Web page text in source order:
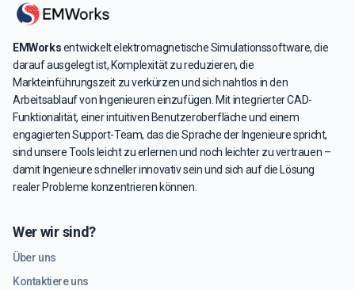
EMWorksentwickelt elektromagnetische Simulationssoftware, die
darauf ausgelegt ist, Komplexität zu reduzieren, die
Markteinführungszeit zu verkürzen und sich nahtlos in den
Arbeitsablauf von Ingenieuren einzufügen. Mit integrierter CAD-
Funktionalität, einer intuitiven Benutzeroberfläche und einem
engagierten Support-Team, das die Sprache der Ingenieure spricht,
sind unsere Tools leicht zu erlernen und noch leichter zu vertrauen –
damit Ingenieure schneller innovativ sein und sich auf die Lösung
realer Probleme konzentrieren können.
Wer wir sind?
Über uns
Kontaktiere uns